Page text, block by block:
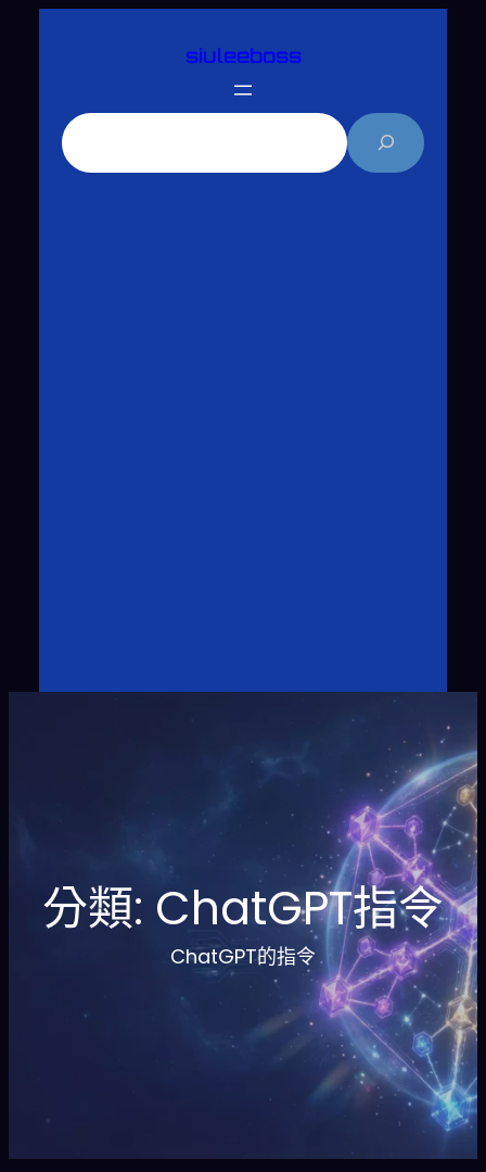
siuleeboss
分類: ChatGPT指令
ChatGPT的指令